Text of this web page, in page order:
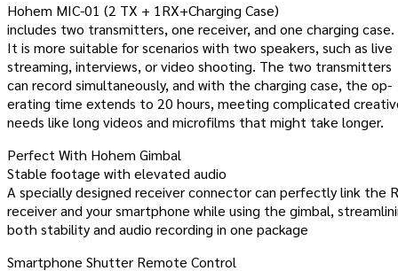
Hohem MIC-01 (2 TX + 1RX+Charging Case)
includes two transmitters, one receiver, and one charging case.
It is more suitable for scenarios with two speakers, such as live
streaming, interviews, or video shooting. The two transmitters
can record simultaneously, and with the charging case, the op-
erating time extends to 20 hours, meeting complicated
needs like long videos and microfilms that might take longer.
Perfect With Hohem Gimbal
Stable footage with elevated audio
A specially designed receiver connector can perfectly link the
receiver and your smartphone while using the gimbal,
both stability and audio recording in one package
Smartphone Shutter Remote Control